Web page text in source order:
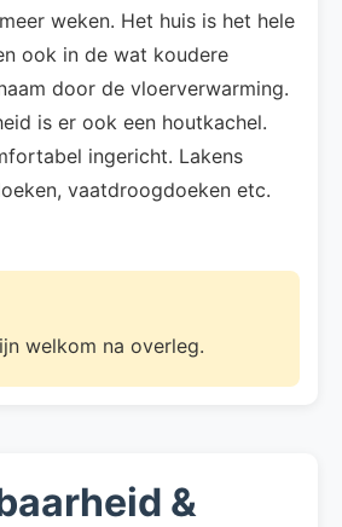
weken. Het huis is het hele
ook in de wat koudere
door de vloerverwarming.
is er ook een houtkachel.
ingericht. Lakens
vaatdroogdoeken etc.
welkom na overleg.
&